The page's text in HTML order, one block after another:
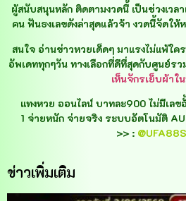
ผู้สนับสนุนหลัก ติดตามงวดนี้ เป็นช่วงเวล
คน ฟันธงเลขดังล่าสุดแล้วจ้า งวดนี้จัดให้
สนใจ อ่านข่าวหวยเด็ดๆ มาแรงไม่แพ้ใค
อัพเดททุกๆวัน ทางเลือกที่ดีที่สุดกับศูนย์รว
เห็นจักรเย็บผ้าใ
แทงหวย ออนไลน์ บาทละ900 ไม่มีเล
1 จ่ายหนัก จ่ายจริง ระบบอัตโนมัติ
>> :
ข่าวเพิ่มเติม